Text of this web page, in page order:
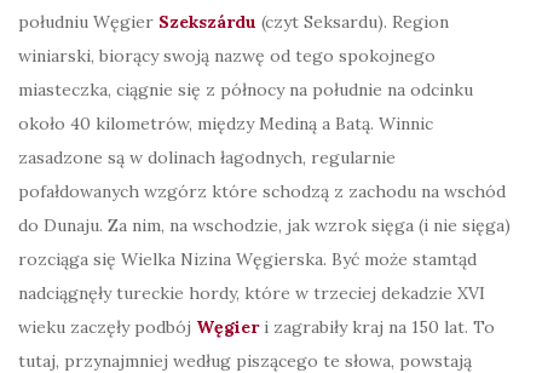
południu Węgier Szekszárdu (czyt Seksardu). Region
winiarski, biorący swoją nazwę od tego spokojnego
miasteczka, ciągnie się z północy na południe na odcinku
około 40 kilometrów, między Mediną a Batą. Winnic
zasadzone są w dolinach łagodnych, regularnie
pofałdowanych wzgórz które schodzą z zachodu na wschód
do Dunaju. Za nim, na wschodzie, jak wzrok sięga (i nie sięga)
rozciąga się Wielka Nizina Węgierska. Być może stamtąd
nadciągnęły tureckie hordy, które w trzeciej dekadzie XVI
wieku zaczęły podbój Węgieri zagrabiły kraj na 150 lat. To
tutaj, przynajmniej według piszącego te słowa, powstają